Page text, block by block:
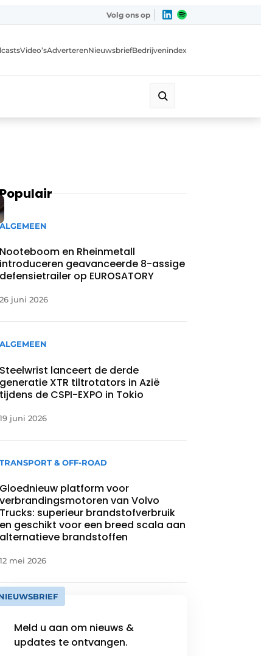
Volg ons op
Video’sAdverterenNieuwsbriefBedrijvenindex
Populair
ALGEMEEN
Nooteboom en Rheinmetall
introduceren geavanceerde 8-assige
defensietrailer op EUROSATORY
26 juni 2026
ALGEMEEN
Steelwrist lanceert de derde
generatie XTR tiltrotators in Azië
tijdens de CSPI-EXPO in Tokio
19 juni 2026
TRANSPORT & OFF-ROAD
Gloednieuw platform voor
verbrandingsmotoren van Volvo
Trucks: superieur brandstofverbruik
en geschikt voor een breed scala aan
alternatieve brandstoffen
12 mei 2026
Meld u aan om nieuws &
updates te ontvangen.